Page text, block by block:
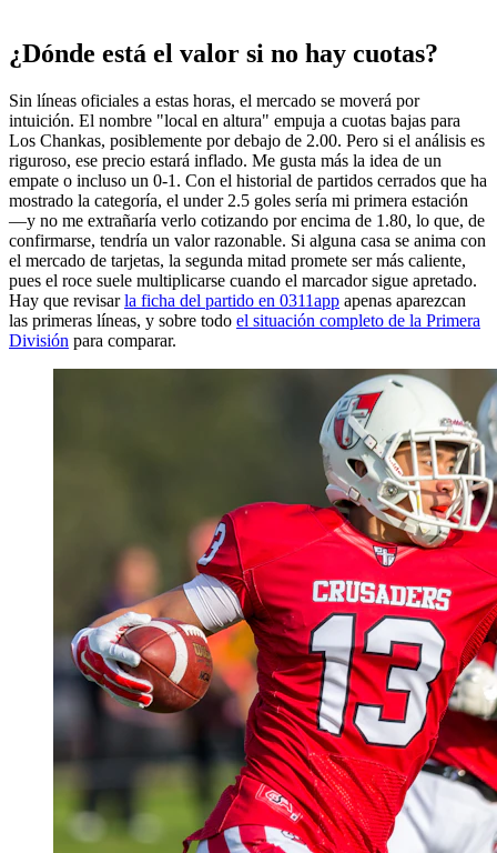
¿Dónde está el valor si no hay cuotas?
Sin líneas oficiales a estas horas, el mercado se moverá por
intuición. El nombre "local en altura" empuja a cuotas bajas para
Los Chankas, posiblemente por debajo de 2.00. Pero si el análisis es
riguroso, ese precio estará inflado. Me gusta más la idea de un
empate o incluso un 0-1. Con el historial de partidos cerrados que ha
mostrado la categoría, el under 2.5 goles sería mi primera estación
—y no me extrañaría verlo cotizando por encima de 1.80, lo que, de
confirmarse, tendría un valor razonable. Si alguna casa se anima con
el mercado de tarjetas, la segunda mitad promete ser más caliente,
pues el roce suele multiplicarse cuando el marcador sigue apretado.
Hay que revisarla ficha del partido en 0311app apenas aparezcan
las primeras líneas, y sobre todo el situación completo de la Primera
División para comparar.